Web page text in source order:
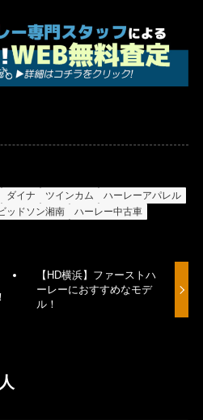
ダイナ ツインカム
ハーレーアパレル
ッドソン湘南
ハーレー中古車
【HD横浜】ファーストハ
ーレーにおすすめなモデ
ル！